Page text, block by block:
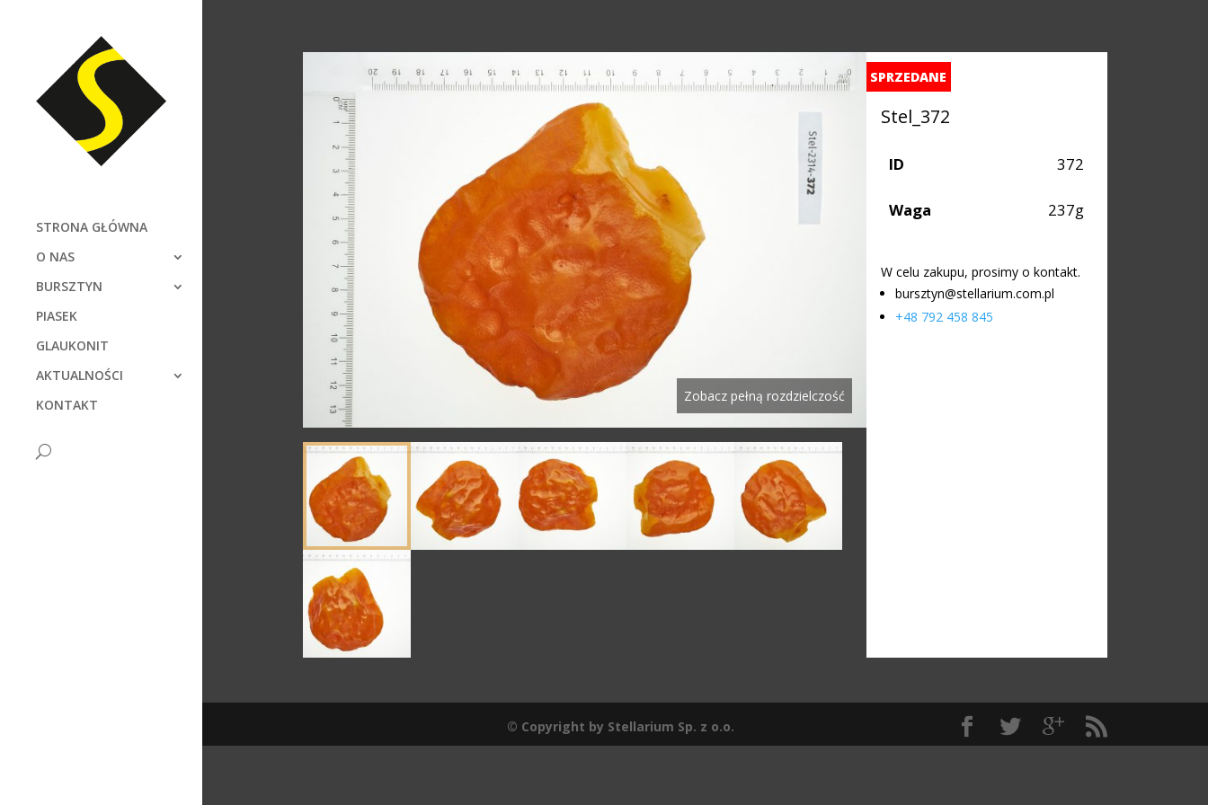
STRONA GŁÓWNA
O NAS
BURSZTYN
PIASEK
GLAUKONIT
AKTUALNOŚCI
KONTAKT
Zobacz pełną rozdzielczość
SPRZEDANE
Stel_372
ID 372
Waga 237g
W celu zakupu, prosimy o kontakt.
bursztyn@stellarium.com.pl
+48 792 458 845
© Copyright by Stellarium Sp. z o.o.